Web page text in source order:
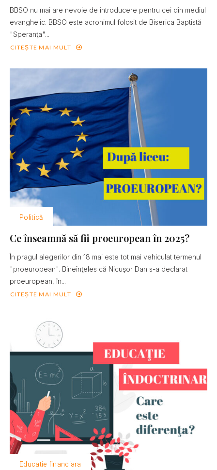
BBSO nu mai are nevoie de introducere pentru cei din mediul
evanghelic. BBSO este acronimul folosit de Biserica Baptistă
"Speranţa"...
CITEȘTE MAI MULT
Politică
Ce înseamnă să fii proeuropean în 2025?
În pragul alegerilor din 18 mai este tot mai vehiculat termenul
"proeuropean". Bineînţeles că Nicuşor Dan s-a declarat
proeuropean, în...
CITEȘTE MAI MULT
Educatie financiara